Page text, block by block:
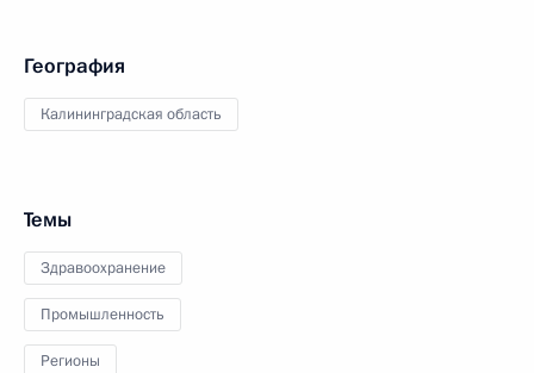
География
Калининградская область
Темы
Здравоохранение
Промышленность
Регионы